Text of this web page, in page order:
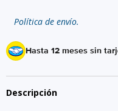
Política de envío.
Hasta 12 meses sin
Descripción